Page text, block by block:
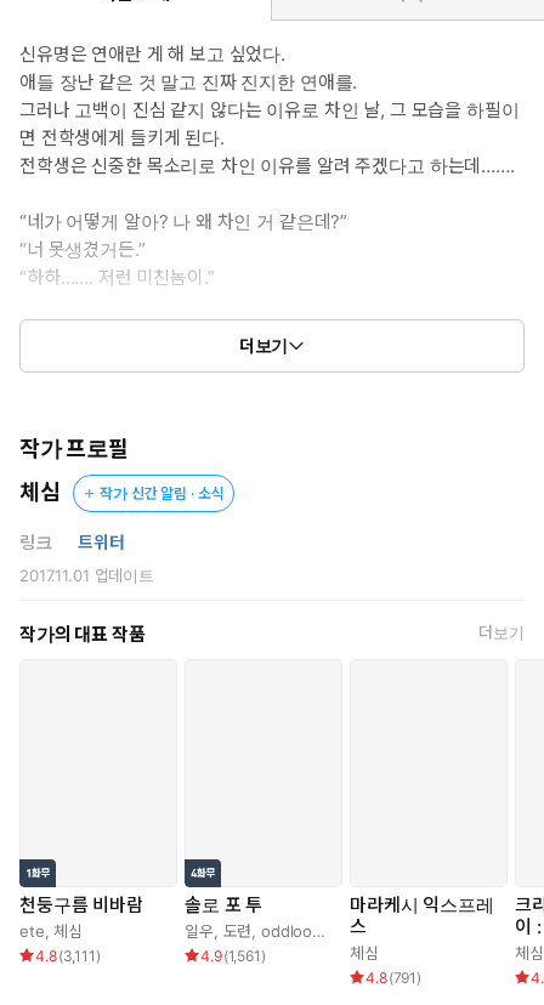
*공감 글귀: "고작 그런 걸로 날 싫어해? 진짜 싫어할 이유를 만들어
줄까."
신유명은 연애란 게 해 보고 싶었다.
애들 장난 같은 것 말고 진짜 진지한 연애를.
그러나 고백이 진심 같지 않다는 이유로 차인 날, 그 모습을 하필이
면 전학생에게 들키게 된다.
전학생은 신중한 목소리로 차인 이유를 알려 주겠다고 하는데…….
“네가 어떻게 알아? 나 왜 차인 거 같은데?”
“너 못생겼거든.”
“하하……. 저런 미친놈이.”
유명은 그가 단번에 싫어진다.
이후로도 계속된 악연에 티격태격하는 두 사람.
모범적인 품행에 타인에게 배려심 넘치는 태도, 여기저기서 칭찬만
들려오는 전학생이 왜 내게만 이럴까?
혹시 전학생이 이중인격은 아닌지 의심하던 어느 날.
지겹게도 싸워 대던 유명을 향해 전학생이 머뭇거리며 건넨 한마디.
“너, 정말 날 기억 못 해?”
더보기
작가 프로필
체심
작가 신간 알림 · 소식
링크 트위터
2017.11.01 업데이트
작가의 대표 작품 더보기
천둥구름 비바람
ete ,체심
4.8(3,111 )
솔로 포 투
일우 도련 oddloop , 체심
4.9(1,561 )
마라케시 익스프레
스
체심
4.8(791 )
크
이
전
체심